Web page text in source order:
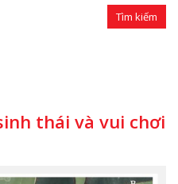
thái và vui chơi